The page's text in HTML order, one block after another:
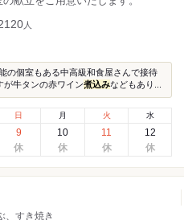
人
の個室もある中高級和食屋さんで接待
が牛タンの赤ワイン煮込みなどもあり...
日
9
月
10
火
11
水
12
、すき焼き